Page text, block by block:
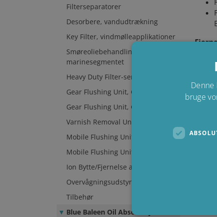
Filterseparatorer
Desorbere, vandudtrækning
Key Filter, vindmølleapplikationer
Smøreoliebehandling til motorer i
marinesegmentet
Heavy Duty Filter-serien
Gear Flushing Unit, GFU Multistay
Gear Flushing Unit, GFU Multistay
Varnish Removal Unit, VRU
Mobile Flushing Unit, MFU
Mobile Flushing Unit, MFU
Ion Bytte/Fjernelse af Syre
Overvågningsudstyr
Tilbehør
Blue Baleen Oil Absorb System
rene
kan
I
Som
bruge